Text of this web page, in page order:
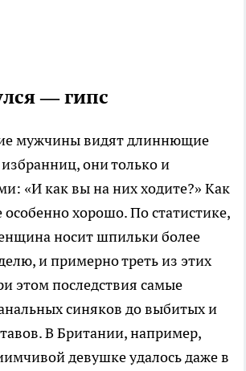
— гипс
мужчины видят длиннющие
они только и
«И как вы на них ходите?» Как
особенно хорошо. По статистике,
носит шпильки более
и примерно треть из этих
этом последствия самые
синяков до выбитых и
В Британии, например,
девушке удалось даже в